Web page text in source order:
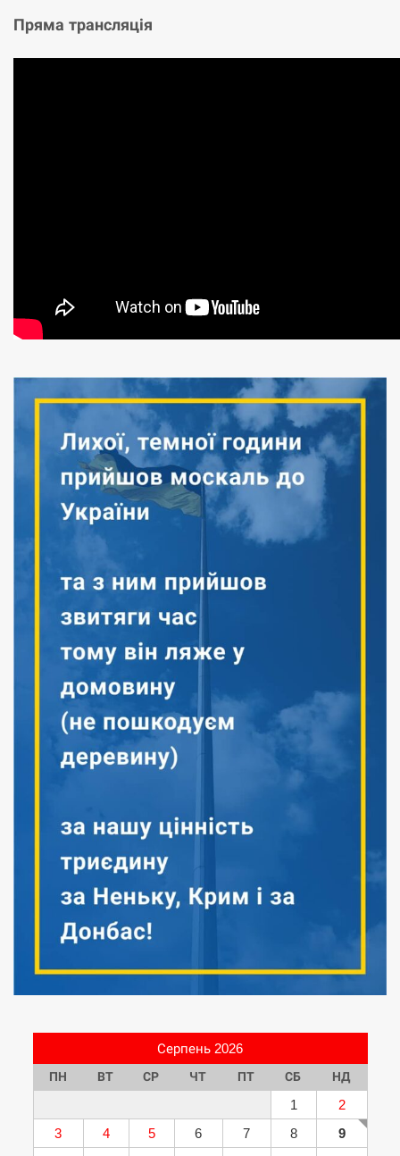
Пряма трансляція
Серпень 2026
ПН ВТ СР ЧТ ПТ СБ НД
1
2
3
4 5 6 7 8
9